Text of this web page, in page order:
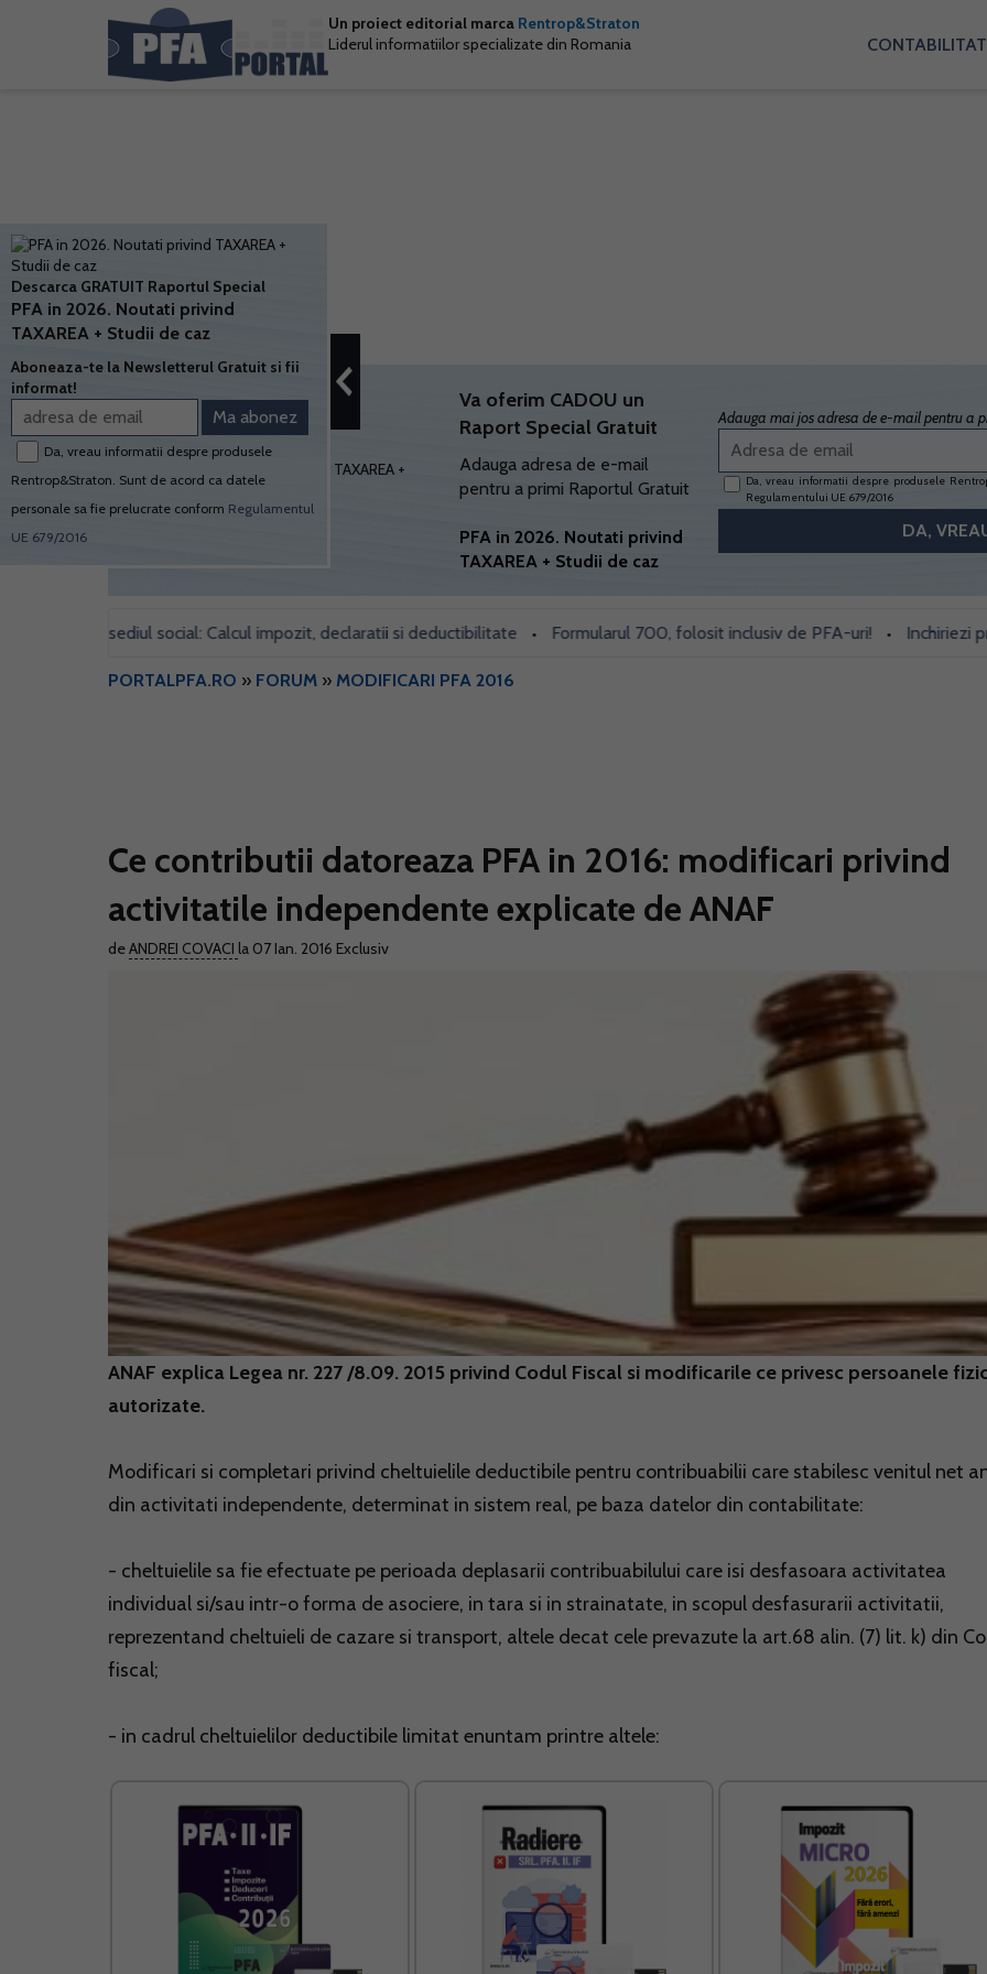
Un proiect editorial marca Rentrop&Straton
Liderul informatiilor specializate din Romania
Va oferim CADOU un
Raport Special Gratuit
Adauga adresa de e-mail
pentru a primi Raportul Gratuit
PFA in 2026. Noutati privind
TAXAREA + Studii de caz
Adauga mai jos adresa de e-mail pentru a
Da, vreau informatii despre produsele
Regulamentului UE 679/2016
pentru sediul social: Calcul impozit, declaratii si deductibilitate • Formularul 700, folosit inclusiv de PFA-uri! • Inchiriezi prin
PORTALPFA.RO » FORUM » MODIFICARI PFA 2016
Ce contributii datoreaza PFA in 2016: modificari privind
activitatile independente explicate de ANAF
deANDREI COVACI la 07 Ian. 2016 Exclusiv
ANAF explica Legea nr. 227 /8.09. 2015 privind Codul Fiscal si modificarile ce privesc persoanele
autorizate.
Modificari si completari privind cheltuielile deductibile pentru contribuabilii care stabilesc venitul net
din activitati independente, determinat in sistem real, pe baza datelor din contabilitate:
- cheltuielile sa fie efectuate pe perioada deplasarii contribuabilului care isi desfasoara activitatea
individual si/sau intr-o forma de asociere, in tara si in strainatate, in scopul desfasurarii activitatii,
reprezentand cheltuieli de cazare si transport, altele decat cele prevazute la art.68 alin. (7) lit. k) din
fiscal;
- in cadrul cheltuielilor deductibile limitat enuntam printre altele:
Descarca GRATUIT Raportul Special
PFA in 2026. Noutati privind
TAXAREA + Studii de caz
Aboneaza-te la Newsletterul Gratuit si fii
informat!
Da, vreau informatii despre produsele
Rentrop&Straton. Sunt de acord ca datele
personale sa fie prelucrate conform Regulamentul
UE 679/2016